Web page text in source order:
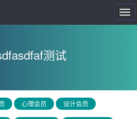
展
开
测试
心理会员 设计会员